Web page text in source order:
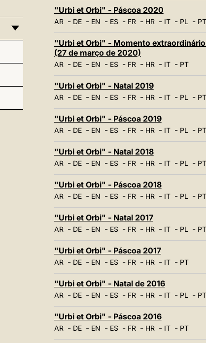
"Urbi et Orbi" - Páscoa 2020
AR- DE- EN - ES- FR- HR- IT- PL- PT
"Urbi et Orbi" - Momento
(27 de março de 2020)
AR- DE- EN - ES- FR- HR- IT- PT
"Urbi et Orbi" - Natal 2019
AR- DE- EN - ES- FR- HR- IT- PL- PT
"Urbi et Orbi" - Páscoa 2019
AR- DE- EN - ES- FR- HR- IT- PL- PT
"Urbi et Orbi" - Natal 2018
AR- DE- EN - ES- FR- HR- IT- PL- PT
"Urbi et Orbi" - Páscoa 2018
AR- DE- EN - ES- FR- HR- IT- PL- PT
"Urbi et Orbi" - Natal 2017
AR- DE- EN - ES- FR- HR- IT- PL- PT
"Urbi et Orbi" - Páscoa 2017
AR- DE- EN - ES- FR- HR- IT- PT
"Urbi et Orbi" - Natal de 2016
AR- DE- EN - ES- FR- HR- IT- PL- PT
"Urbi et Orbi" - Páscoa 2016
AR- DE- EN - ES- FR- HR- IT- PT